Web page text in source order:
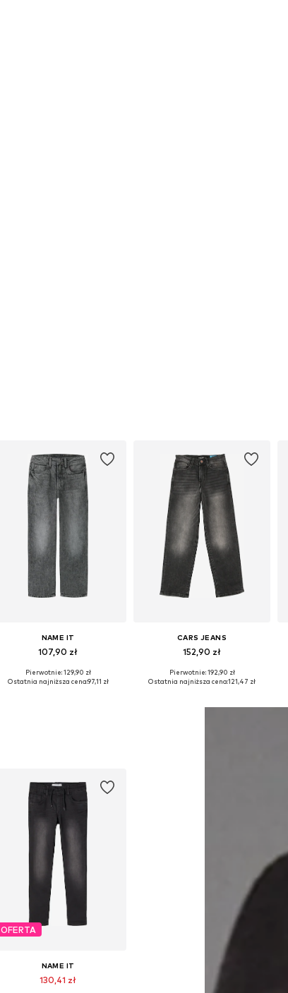
NAME IT
107,90 zł
Dostępne w różnych rozmiarach
Pierwotnie: 129,90 zł
Ostatnia najniższa cena:97,11 zł
CARS JEANS
152,90 zł
Dostępne w różnych rozmiarach
Pierwotnie: 192,90 zł
Ostatnia najniższa cena:121,47 zł
OFERTA
NAME IT
130,41 zł